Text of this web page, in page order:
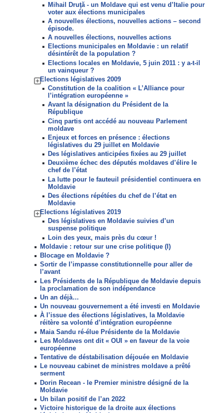
Mihail Druţă - un Moldave qui est venu d’Italie pour
voter aux élections municipales
A nouvelles élections, nouvelles actions – second
épisode.
A nouvelles élections, nouvelles actions
Elections municipales en Moldavie : un relatif
désintérêt de la population ?
Elections locales en Moldavie, 5 juin 2011 : y a-t-il
un vainqueur ?
Elections législatives 2009
Constitution de la coalition « L’Alliance pour
l’intégration européenne »
Avant la désignation du Président de la
République
Cinq partis ont accédé au nouveau Parlement
moldave
Enjeux et forces en présence : élections
législatives du 29 juillet en Moldavie
Des législatives anticipées fixées au 29 juillet
Deuxième échec des députés moldaves d’élire le
chef de l’état
La lutte pour le fauteuil présidentiel continuera en
Moldavie
Des élections répétées du chef de l’état en
Moldavie
Elections législatives 2019
Des législatives en Moldavie suivies d’un
suspense politique
Loin des yeux, mais près du cœur !
Moldavie : retour sur une crise politique (I)
Blocage en Moldavie ?
Sortir de l’impasse constitutionnelle pour aller de
l’avant
Les Présidents de la République de Moldavie depuis
la proclamation de son indépendance
Un an déjà…
Un nouveau gouvernement a été investi en Moldavie
À l’issue des élections législatives, la Moldavie
réitère sa volonté d’intégration européenne
Maia Sandu ré-élue Présidente de la Moldavie
Les Moldaves ont dit « OUI » en faveur de la voie
européenne
Tentative de déstabilisation déjouée en Moldavie
Le nouveau cabinet de ministres moldave a prêté
serment
Dorin Recean - le Premier ministre désigné de la
Moldavie
Un bilan positif de l’an 2022
Victoire historique de la droite aux élections